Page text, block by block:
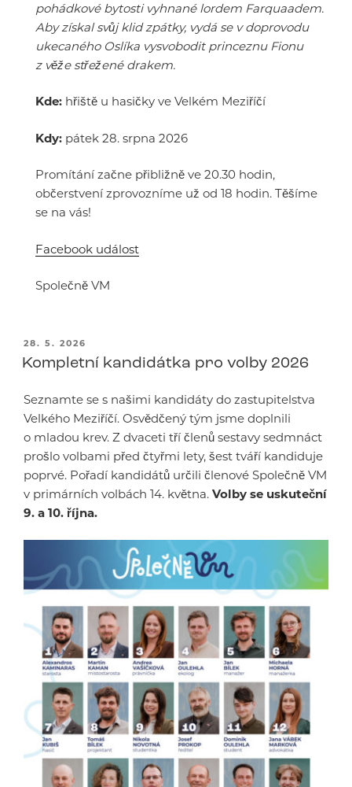
pohádkové bytosti vyhnané lordem Farquaadem.
Aby získal svůj klid zpátky, vydá se v doprovodu
ukecaného Oslíka vysvobodit princeznu Fionu
z věže střežené drakem.
Kde: hřiště u hasičky ve Velkém Meziříčí
Kdy: pátek 28. srpna 2026
Promítání začne přibližně ve 20.30 hodin,
občerstvení zprovozníme už od 18 hodin. Těšíme
se na vás!
Facebook událost
Společně VM
PUBLIKOVÁNO
28. 5. 2026
Kompletní kandidátka pro volby 2026
Seznamte se s našimi kandidáty do zastupitelstva
Velkého Meziříčí. Osvědčený tým jsme doplnili
o mladou krev. Z dvaceti tří členů sestavy sedmnáct
prošlo volbami před čtyřmi lety, šest tváří kandiduje
poprvé. Pořadí kandidátů určili členové Společně VM
v primárních volbách 14. května. Volby se uskuteční
9. a 10. října.